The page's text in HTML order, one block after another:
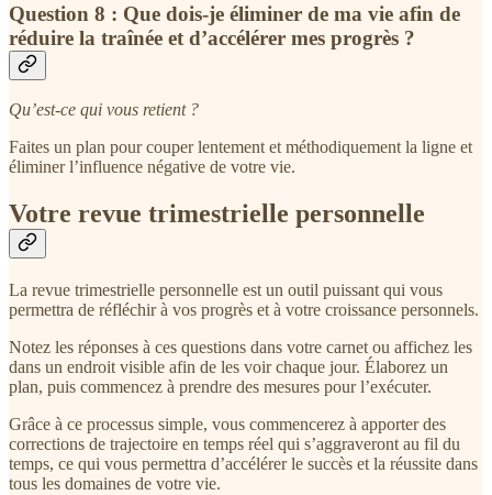
Question 8 : Que dois-je éliminer de ma vie afin de
réduire la traînée et d’accélérer mes progrès ?
Qu’est-ce qui vous retient ?
Faites un plan pour couper lentement et méthodiquement la ligne et
éliminer l’influence négative de votre vie.
Votre revue trimestrielle personnelle
La revue trimestrielle personnelle est un outil puissant qui vous
permettra de réfléchir à vos progrès et à votre croissance personnels.
Notez les réponses à ces questions dans votre carnet ou affichez les
dans un endroit visible afin de les voir chaque jour. Élaborez un
plan, puis commencez à prendre des mesures pour l’exécuter.
Grâce à ce processus simple, vous commencerez à apporter des
corrections de trajectoire en temps réel qui s’aggraveront au fil du
temps, ce qui vous permettra d’accélérer le succès et la réussite dans
tous les domaines de votre vie.